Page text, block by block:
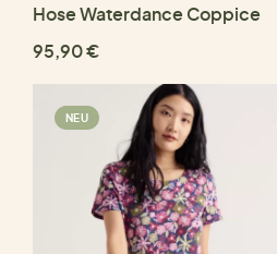
Hose Waterdance Coppice
95,90 €
NEU